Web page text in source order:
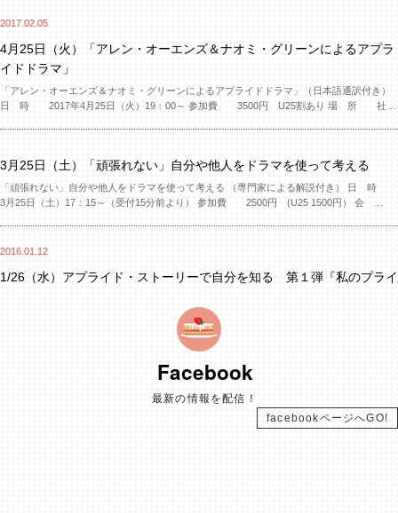
が、今日は半オープンスペースでどうなる...
2018.07.15
7/8 保育フェス×アプライド・ストーリー
保育フェスinTOKYO に参加してきました。 つむぐ～思いと想いで広がる可能性～という
タイトルのもと、20代若い実行委員のかたがたが作り上げたお祭りはたくさんの笑顔溢れ
る素敵な場でした。 そのなかで縁あってアプライ・ドラマをやらせていただきました。 日
アレン＆ナオミ アプライド・ドラマ「人と共に生きる」
アプライド・ドラマ（応用演劇）を使い共に今を考えてみませんか。 4/24（火）アプライ
ド・ドラマで「人と共に生きる」ことを考え社会課題と向き合う時間を作っていきます。
アクティブに身体も使い感情を動かすことのできるアプラ...
2018.01.21
シニアと一緒にひさしぶりの「羅生門」
「応用演劇」。 アプライドドラマは傘のようにひろがり、傘の下にはサイコドラマやプレ
イバックシアター、DIE、フォーラムシアターなどなど色々なものが含まれています。 日
本ではそれぞれが独立したもののように受け止められているようにも感じますが、その手
ョナルのよこはまナンプラで演劇ワークショップ。 社会参加にハードルを感じる若年者た
2017.02.05
4月25日（火）「アレン・オーエンズ＆ナオミ・グリーンによるアプラ
イドドラマ」
「アレン・オーエンズ＆ナオミ・グリーンによるアプライドドラマ」（日本語通訳付き）
日 時 2017年4月25日（火）19：00～ 参加費 3500円 U25割あり 場 所 社会
3月25日（土）「頑張れない」自分や他人をドラマを使って考える
「頑張れない」自分や他人をドラマを使って考える （専門家による解説付き） 日 時
3月25日（土）17：15～（受付15分前より） 参加費 2500円 (U25 1500円） 会
蔵門駅5番出口...
2016.01.12
1/26（水）アプライド・ストーリーで自分を知る 第１弾『私のプライ
アプライド・ストーリーってなに？ イギリスをはじめ海外の教育現場で利用されているア
クティビティとストーリーを使ったワークショップです。 様々な人がいる多様化された社
会の中で、あの人はなぜそう考えるのだろう。なぜ私の考えと違うのだろう。 そう感じた
ことはありませんか。 他人は、自分は、様々な出来事に直面した時、何に基づいて判断を
しているのでしょうか。 その判断はなぜ人により違うのでしょ...
仕事帰りにアプライド！ アプライド・ストーリーを体験しよう！ 様々な人がいる多様化さ
Facebook
最新の情報を配信！
facebookページへGO!